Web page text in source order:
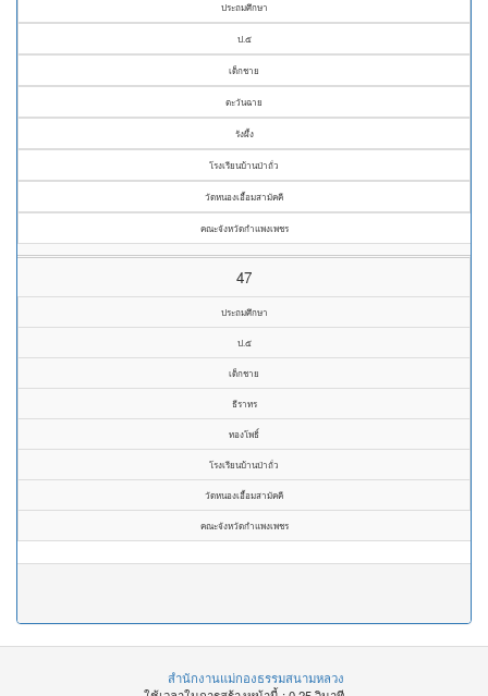
ประถมศึกษา
ป.๕
เด็กชาย
ตะวันฉาย
รังผึ้ง
โรงเรียนบ้านป่าถั่ว
วัดหนองเอื้อมสามัคคี
คณะจังหวัดกำแพงเพชร
47
ประถมศึกษา
ป.๕
เด็กชาย
ธีราทร
ทองโพธิ์
โรงเรียนบ้านป่าถั่ว
วัดหนองเอื้อมสามัคคี
คณะจังหวัดกำแพงเพชร
สำนักงานแม่กองธรรมสนามหลวง